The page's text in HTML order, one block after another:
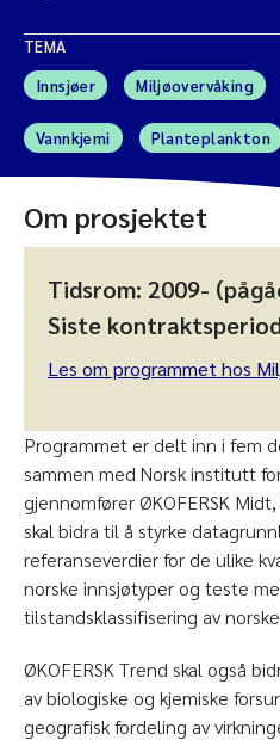
TEMA
Innsjøer
Miljøovervåking
Vannkjemi Planteplankton
Om prosjektet
Tidsrom: 2009-
Siste
Les om programmet hos
Programmet er delt inn i fem
sammen med Norsk institutt
gjennomfører ØKOFERSK
skal bidra til å styrke
referanseverdier for de ulike
norske innsjøtyper og teste
tilstandsklassifisering av
ØKOFERSK Trend skal også
av biologiske og kjemiske
geografisk fordeling av